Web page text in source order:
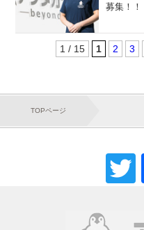
募集！！
1 / 15 1 2 3
TOPページ